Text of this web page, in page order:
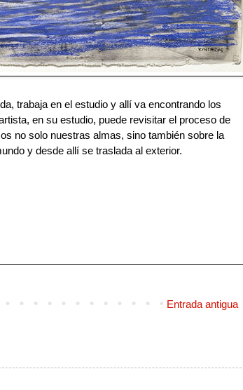
trabaja en el estudio y allí va encontrando los
en su estudio, puede revisitar el proceso de
no solo nuestras almas, sino también sobre la
y desde allí se traslada al exterior.
Entrada antigua